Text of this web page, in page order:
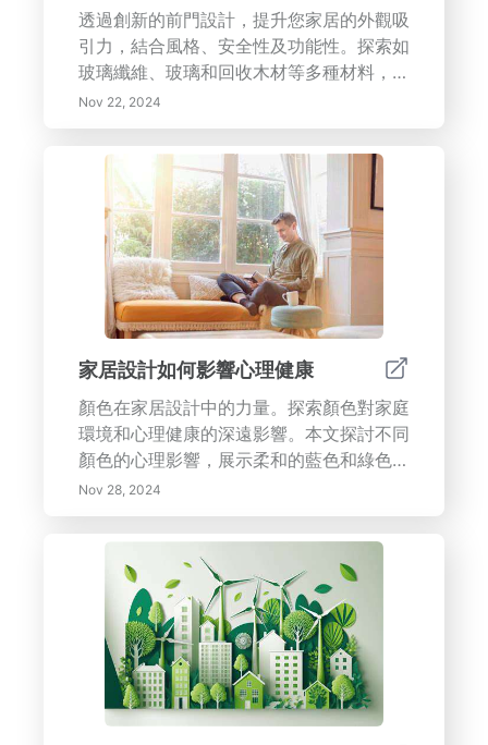
透過創新的前門設計，提升您家居的外觀吸
引力，結合風格、安全性及功能性。探索如
玻璃纖維、玻璃和回收木材等多種材料，提
供現代美學與耐用性。了解大膽的顏色和飾
面如何使您的前門成為一個亮點，而智能科
技的增強則確保便利性與安全性。了解建築
元素在協調您的門與家居設計中的重要性，
並從個性化的裝飾中獲得靈感，這些裝飾反
映了您獨特的品味。無論您是希望整合環保
材料或是先進的安全功能，我們的綜合指南
將幫助您選擇完美的前門，提升您家的入
口。透過融合形狀和功能的深思熟慮設計選
擇，留下深刻的印象。
Nov 22, 2024
家居設計如何影響心理健康
顏色在家居設計中的力量。探索顏色對家庭
環境和心理健康的深遠影響。本文探討不同
顏色的心理影響，展示柔和的藍色和綠色如
何促進放鬆，而充滿活力的黃色如何激發創
造力。學習如何通過周到的佈局設計出寧靜
的庇護所，優先考慮功能性和流動性，從而
提升您的日常體驗。探索自然元素如光線和
室內植物的作用，以及個人化裝飾如何將您
的空間轉變為舒適的避風港。發現創建工作
和休閒專屬區域的策略，以促進清晰性並降
低壓力。通過實用建議提升您家的設計，以
改善您的情緒和整體健康，創造您理想的庇
護所。
Nov 28, 2024